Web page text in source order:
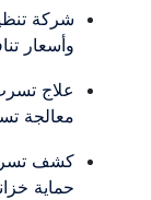
وأسعار تنافسية
معالجة تسربات
حماية خزانك من